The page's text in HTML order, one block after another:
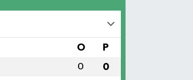
O P
0 0